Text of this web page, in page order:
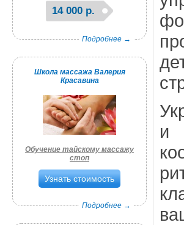
14 000 р.
Подробнее →
Школа массажа Валерия
Красавина
Обучение тайскому массажу
стоп
Узнать стоимость
Подробнее →
и